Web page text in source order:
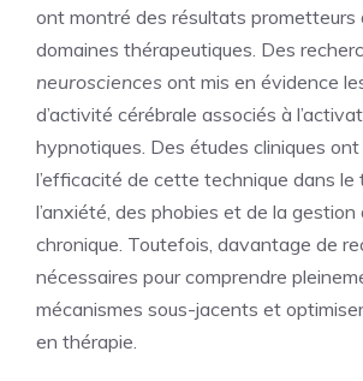
ont montré des résultats prometteurs
domaines thérapeutiques. Des
neurosciences ont mis en évidence
d’activité cérébrale associés à
hypnotiques. Des études cliniques
l’efficacité de cette technique dans
l’anxiété, des phobies et de la gestion
chronique. Toutefois, davantage de
nécessaires pour comprendre
mécanismes sous-jacents et
en thérapie.